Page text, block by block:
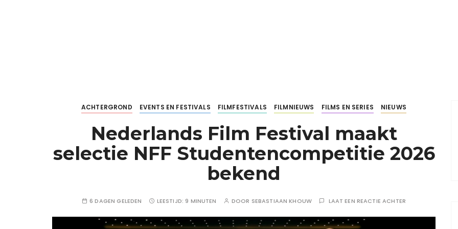
ACHTERGROND EVENTS EN FESTIVALS FILMFESTIVALS FILMNIEUWS FILMS EN SERIES NIEUWS
Nederlands Film Festival maakt
selectie NFF Studentencompetitie 2026
bekend
6 DAGEN GELEDEN LEESTIJD: 9 MINUTEN DOOR SEBASTIAAN KHOUW LAAT EEN REACTIE ACHTER